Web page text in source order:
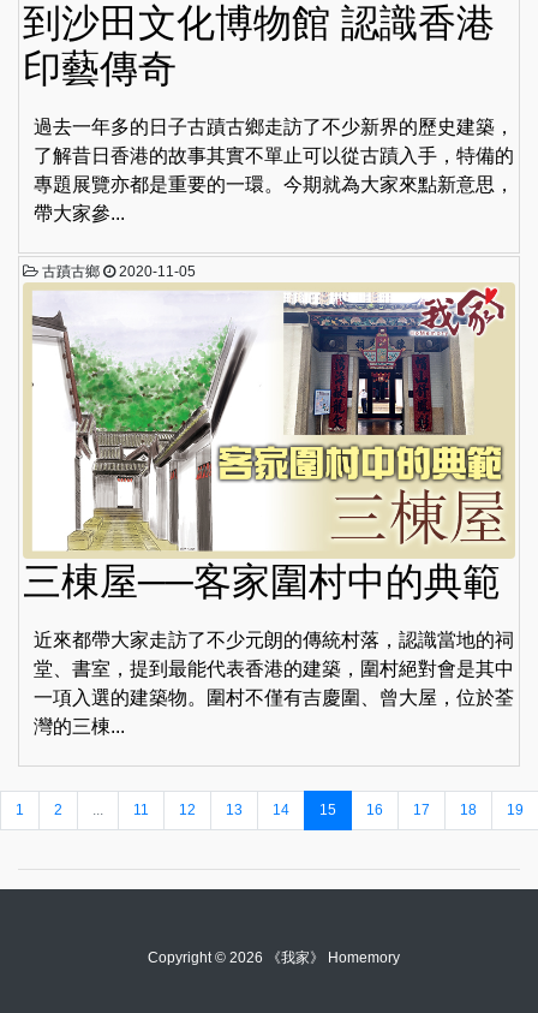
到沙田文化博物館 認識香港
印藝傳奇
過去一年多的日子古蹟古鄉走訪了不少新界的歷史建築，
了解昔日香港的故事其實不單止可以從古蹟入手，特備的
專題展覽亦都是重要的一環。今期就為大家來點新意思，
帶大家參...
古蹟古鄉 2020-11-05
三棟屋──客家圍村中的典範
近來都帶大家走訪了不少元朗的傳統村落，認識當地的祠
堂、書室，提到最能代表香港的建築，圍村絕對會是其中
一項入選的建築物。圍村不僅有吉慶圍、曾大屋，位於荃
灣的三棟...
1 2 11 12 13 14 15 16 17 18 19
Copyright © 2026 《我家》 Homemory